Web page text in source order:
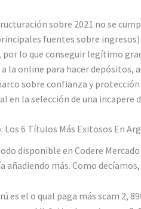
sobre 2021 no se
fuentes sobre
por lo que conseguir legítimo
la online para hacer depósitos,
sobre confianza y
en la selección de una incapere
Los 6 Títulos Más Exitosos En
disponible en Codere
añadiendo más. Como
es el o qual paga más scam 2,